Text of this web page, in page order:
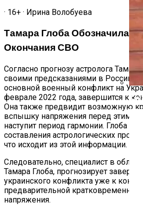
· 16+ · Ирина Волобуева
Тамара Глоба Обозначила
Окончания СВО
Согласно прогнозу астролога
своими предсказаниями в России,
основной военный конфликт на
феврале 2022 года, завершится к
Она также предвидит возможную
вспышку напряжения перед этим
наступит период гармонии. Глоба
составления астрологических
что исходит из этой информации.
Следовательно, специалист в
Тамара Глоба, прогнозирует
украинского конфликта уже к концу
предварительной кратковременной
напряжения.